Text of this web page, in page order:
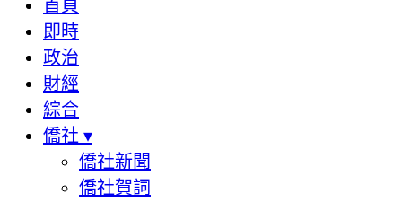
首頁
即時
政治
財經
綜合
僑社 ▾
僑社新聞
僑社賀詞